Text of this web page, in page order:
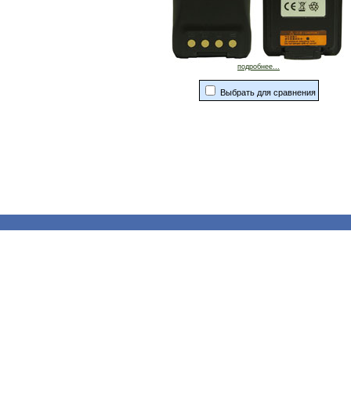
подробнее...
Выбрать для сравнения